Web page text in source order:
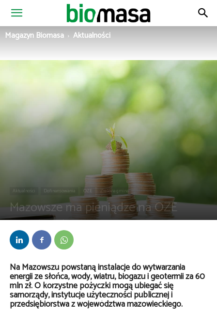
Magazyn
Magazyn Biomasa Aktualności
Aktualności Dofinansowania OZE Zielona gmina
Mazowsze ma pieniądze na OZE
Przez Anna Lenartowska-
Na Mazowszu powstaną instalacje do wytwarzania
energii ze słońca, wody, wiatru, biogazu i geotermii za 60
mln zł. O korzystne pożyczki mogą ubiegać się
samorządy, instytucje użyteczności publicznej i
przedsiębiorstwa z województwa mazowieckiego.